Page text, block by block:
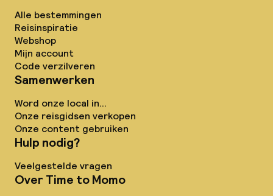
Alle bestemmingen
Reisinspiratie
Webshop
Mijn account
Code verzilveren
Samenwerken
Word onze local in...
Onze reisgidsen verkopen
Onze content gebruiken
Hulp nodig?
Veelgestelde vragen
Over Time to Momo